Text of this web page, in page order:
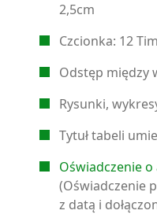
2,5cm
Czcionka: 12
Odstęp między
Rysunki,
Tytuł tabeli
Oświadczenie
(Oświadczenie
z datą i